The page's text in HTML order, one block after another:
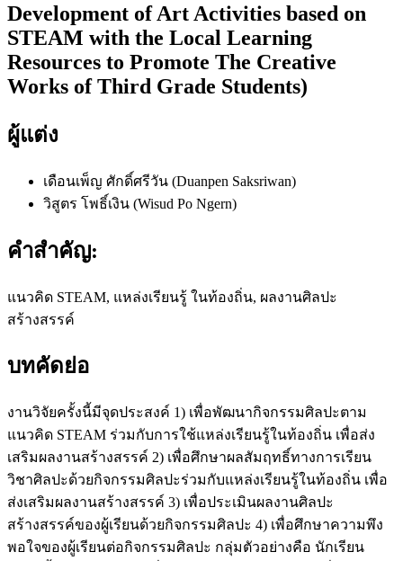
Development of Art Activities based on
STEAM with the Local Learning
Resources to Promote The Creative
Works of Third Grade Students)
ผู้แต่ง
เดือนเพ็ญ ศักดิ์ศรีวัน (Duanpen Saksriwan)
วิสูตร โพธิ์เงิน (Wisud Po Ngern)
คำสำคัญ:
แนวคิด STEAM, แหล่งเรียนรู้ ในท้องถิ่น, ผลงานศิลปะ
สร้างสรรค์
บทคัดย่อ
งานวิจัยครั้งนี้มีจุดประสงค์ 1) เพื่อพัฒนากิจกรรมศิลปะตาม
แนวคิด STEAM ร่วมกับการใช้แหล่งเรียนรู้ในท้องถิ่น เพื่อส่ง
เสริมผลงานสร้างสรรค์ 2) เพื่อศึกษาผลสัมฤทธิ์ทางการเรียน
วิชาศิลปะด้วยกิจกรรมศิลปะร่วมกับแหล่งเรียนรู้ในท้องถิ่น เพื่อ
ส่งเสริมผลงานสร้างสรรค์ 3) เพื่อประเมินผลงานศิลปะ
สร้างสรรค์ของผู้เรียนด้วยกิจกรรมศิลปะ 4) เพื่อศึกษาความพึง
พอใจของผู้เรียนต่อกิจกรรมศิลปะ กลุ่มตัวอย่างคือ นักเรียน